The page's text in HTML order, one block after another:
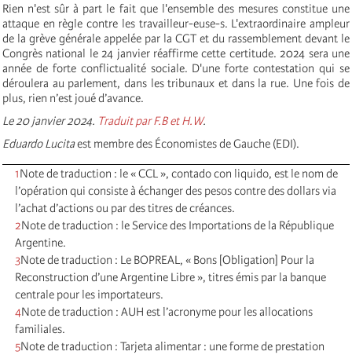
Rien n'est sûr à part le fait que l'ensemble des mesures constitue une
attaque en règle contre les travailleur-euse-s. L'extraordinaire ampleur
de la grève générale appelée par la CGT et du rassemblement devant le
Congrès national le 24 janvier réaffirme cette certitude. 2024 sera une
année de forte conflictualité sociale. D'une forte contestation qui se
déroulera au parlement, dans les tribunaux et dans la rue. Une fois de
plus, rien n’est joué d’avance.
Le 20 janvier 2024. Traduit par F.B et H.W.
Eduardo Lucitaest membre des Économistes de Gauche (EDI).
1Note de traduction : le « CCL », contado con liquido, est le nom de
l’opération qui consiste à échanger des pesos contre des dollars via
l’achat d’actions ou par des titres de créances.
2Note de traduction : le Service des Importations de la République
Argentine.
3Note de traduction : Le BOPREAL, « Bons [Obligation] Pour la
Reconstruction d’une Argentine Libre », titres émis par la banque
centrale pour les importateurs.
4Note de traduction : AUH est l’acronyme pour les allocations
familiales.
5Note de traduction : Tarjeta alimentar : une forme de prestation